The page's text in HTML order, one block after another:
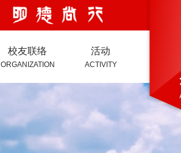
校友联络
ORGANIZATION
活动
ACTIVITY